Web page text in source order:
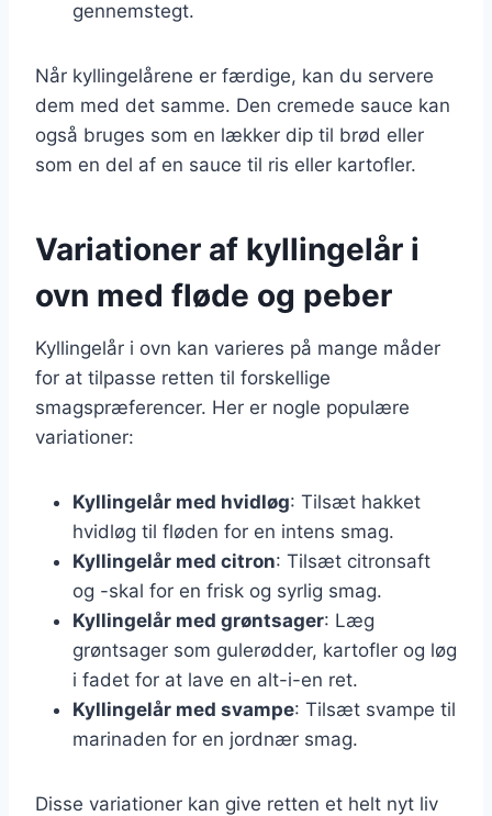
gennemstegt.
Når kyllingelårene er færdige, kan du servere
dem med det samme. Den cremede sauce kan
også bruges som en lækker dip til brød eller
som en del af en sauce til ris eller kartofler.
Variationer af kyllingelår i
ovn med fløde og peber
Kyllingelår i ovn kan varieres på mange måder
for at tilpasse retten til forskellige
smagspræferencer. Her er nogle populære
variationer:
Kyllingelår med hvidløg: Tilsæt hakket
hvidløg til fløden for en intens smag.
Kyllingelår med citron: Tilsæt citronsaft
og -skal for en frisk og syrlig smag.
Kyllingelår med grøntsager: Læg
grøntsager som gulerødder, kartofler og løg
i fadet for at lave en alt-i-en ret.
Kyllingelår med svampe: Tilsæt svampe til
marinaden for en jordnær smag.
Disse variationer kan give retten et helt nyt liv